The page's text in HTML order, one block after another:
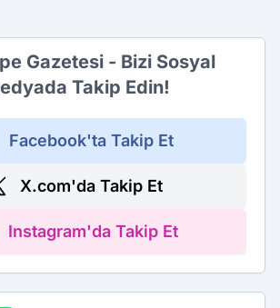
Gazetesi - Bizi Sosyal
Takip Edin!
Facebook'ta Takip Et
X.com'da Takip Et
Instagram'da Takip Et